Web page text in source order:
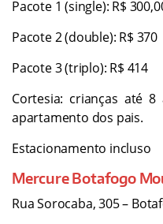
Pacote 1 (single): R$
Pacote 2 (double): R$ 370
Pacote 3 (triplo): R$ 414
Cortesia: crianças até
apartamento dos pais.
Estacionamento incluso
Mercure Botafogo
Rua Sorocaba, 305 –